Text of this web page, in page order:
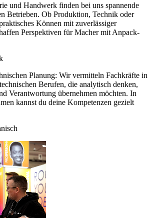
und Handwerk finden bei uns spannende
Betrieben. Ob Produktion, Technik oder
Können mit zuverlässiger
Perspektiven für Macher mit Anpack-
Planung: Wir vermitteln Fachkräfte in
Berufen, die analytisch denken,
Verantwortung übernehmen möchten. In
kannst du deine Kompetenzen gezielt